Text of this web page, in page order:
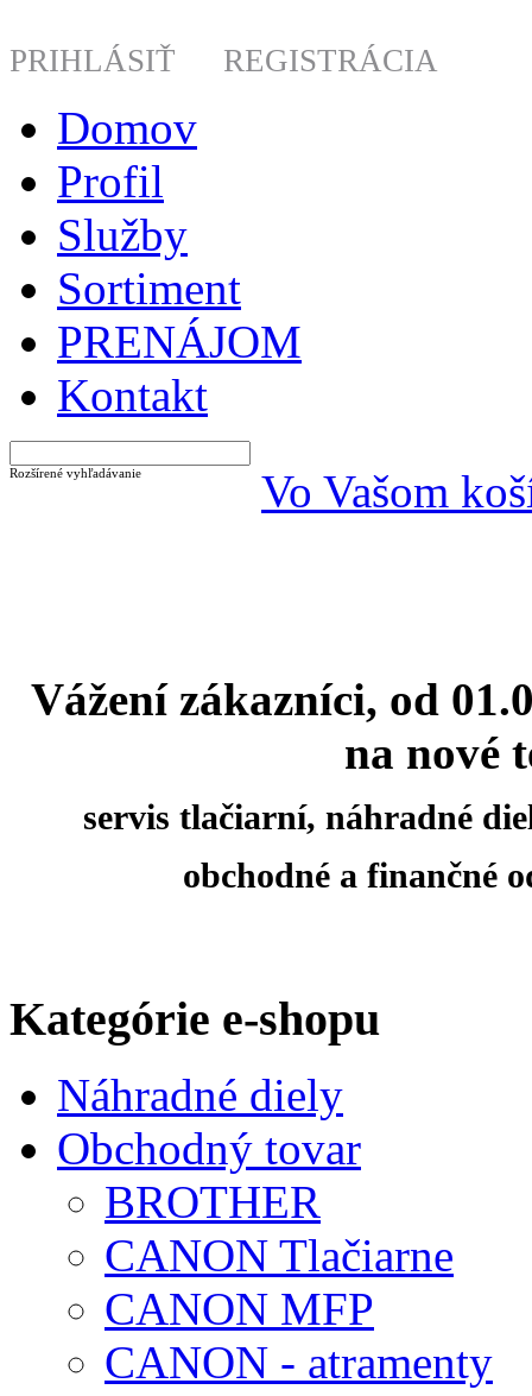
PRIHLÁSIŤ REGISTRÁCIA
Domov
Profil
Služby
Sortiment
PRENÁJOM
Kontakt
Rozšírené vyhľadávanie Vo Vašom
Vážení zákazníci, od
na nové
servis tlačiarní, náhradné
obchodné a finančné
Kategórie e-shopu
Náhradné diely
Obchodný tovar
BROTHER
CANON Tlačiarne
CANON MFP
CANON - atramenty